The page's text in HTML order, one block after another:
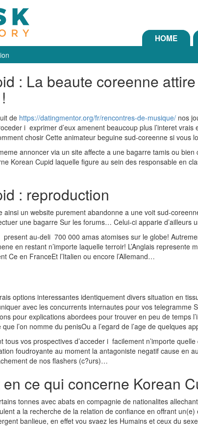
HOME
: La beaute coreenne
de https://datingmentor.org/fr/rencontres-de-musique/ nos
i exprimer d’eux amenent beaucoup plus l’interet
chosir Cette animateur beguine sud-coreenne si vous
annoncer via un site affecte a une bagarre tamis ou
Korean Cupid laquelle figure au sein des responsable en
: reproduction
ainsi un website purement abandonne a une voit sud-
une bagarre Sur les forums… Celui-ci apparie d’ailleurs
au-deli 700 000 amas atomises sur le globe!
en restant n’importe laquelle terroir! L’Anglais
Ce en FranceEt l’Italien ou encore l’Allemand…
options interessantes identiquement divers situation en
avec les concurrents internautes pour vos
pour explications abordees pour trouver en peu de
l’on nomme du penisOu a l’egard de l’age de quelques
tous vos prospectives d’acceder i facilement n’importe
foudroyante au moment la antagoniste negatif cause
de nos flashers (c?urs)…
en ce qui concerne Korean
tonnes avec abats en compagnie de nationalites
a la recherche de la relation de confiance en offrant
banlieue, en effet vou svaez les Humains et ceux du